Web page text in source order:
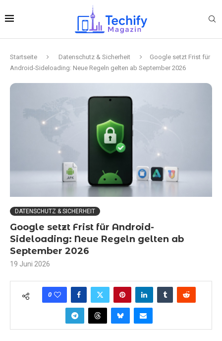
Startseite Datenschutz & Sicherheit
Google setzt Frist für
Android-Sideloading: Neue Regeln gelten ab September 2026
DATENSCHUTZ & SICHERHEIT
Google setzt Frist für Android-
Sideloading: Neue Regeln gelten ab
September 2026
19 Juni 2026
0